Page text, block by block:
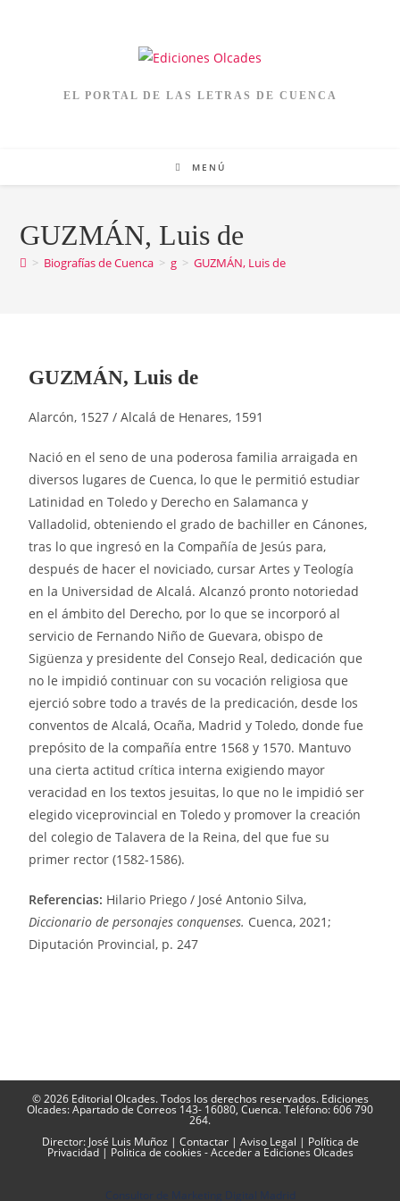
EL PORTAL DE LAS LETRAS DE CUENCA
MENÚ
GUZMÁN, Luis de
> Biografías de Cuenca > g > GUZMÁN, Luis de
GUZMÁN, Luis de
Alarcón, 1527 / Alcalá de Henares, 1591
Nació en el seno de una poderosa familia arraigada en
diversos lugares de Cuenca, lo que le permitió estudiar
Latinidad en Toledo y Derecho en Salamanca y
Valladolid, obteniendo el grado de bachiller en Cánones,
tras lo que ingresó en la Compañía de Jesús para,
después de hacer el noviciado, cursar Artes y Teología
en la Universidad de Alcalá. Alcanzó pronto notoriedad
en el ámbito del Derecho, por lo que se incorporó al
servicio de Fernando Niño de Guevara, obispo de
Sigüenza y presidente del Consejo Real, dedicación que
no le impidió continuar con su vocación religiosa que
ejerció sobre todo a través de la predicación, desde los
conventos de Alcalá, Ocaña, Madrid y Toledo, donde fue
prepósito de la compañía entre 1568 y 1570. Mantuvo
una cierta actitud crítica interna exigiendo mayor
veracidad en los textos jesuitas, lo que no le impidió ser
elegido viceprovincial en Toledo y promover la creación
del colegio de Talavera de la Reina, del que fue su
primer rector (1582-1586).
Referencias: Hilario Priego / José Antonio Silva,
Diccionario de personajes conquenses. Cuenca, 2021;
Diputación Provincial, p. 247
© 2026 Editorial Olcades. Todos los derechos reservados. Ediciones
Olcades: Apartado de Correos 143- 16080, Cuenca. Teléfono: 606 790
264.
Director: José Luis Muñoz | Contactar| Aviso Legal | Política de
Privacidad| Politica de cookies -Acceder a Ediciones Olcades
Consultor de Marketing Digital Madrid